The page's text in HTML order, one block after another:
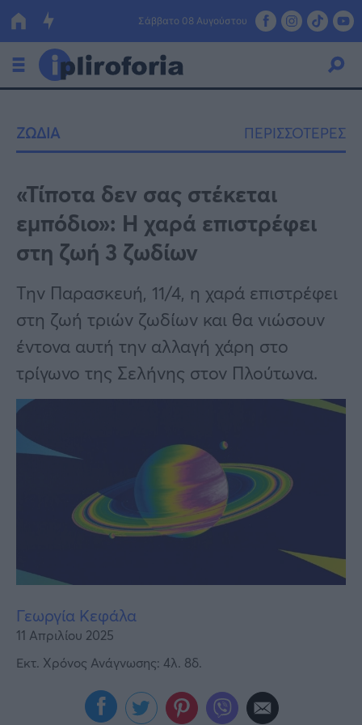
Σάββατο 08 Αυγούστου
Οικονομία
Πολιτική
Τράπεζες
Επιδοτήσεις
ΕΣΠΑ
Κόσμος
Lifestyle
Αθλητικά
Υγεία
Γυναίκα
Καιρός
ΖΩΔΙΑ ΠΕΡΙΣΣΟΤΕΡΕΣ
«Τίποτα δεν σας στέκεται
εμπόδιο»: Η χαρά επιστρέφει
στη ζωή 3 ζωδίων
Την Παρασκευή, 11/4, η χαρά επιστρέφει
στη ζωή τριών ζωδίων και θα νιώσουν
έντονα αυτή την αλλαγή χάρη στο
τρίγωνο της Σελήνης στον Πλούτωνα.
Γεωργία Κεφάλα
11 Απριλίου 2025
Εκτ. Χρόνος Ανάγνωσης: 4λ. 8δ.